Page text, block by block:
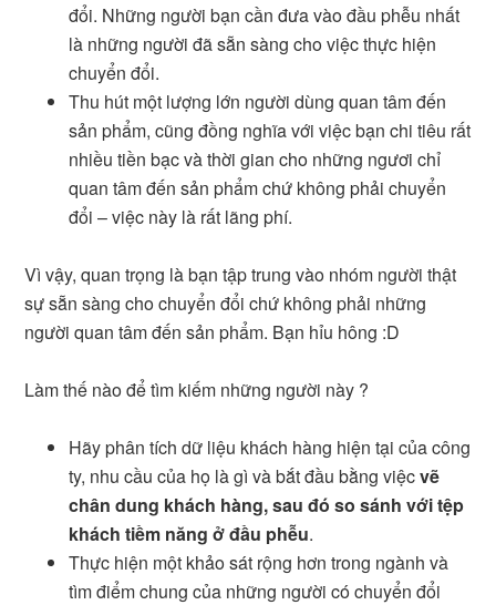
đổi. Những người bạn cần đưa vào đầu phễu nhất
là những người đã sẵn sàng cho việc thực hiện
chuyển đổi.
Thu hút một lượng lớn người dùng quan tâm đến
sản phẩm, cũng đồng nghĩa với việc bạn chi tiêu rất
nhiều tiền bạc và thời gian cho những ngươi chỉ
quan tâm đến sản phẩm chứ không phải chuyển
đổi – việc này là rất lãng phí.
Vì vậy, quan trọng là bạn tập trung vào nhóm người thật
sự sẵn sàng cho chuyển đổi chứ không phải những
người quan tâm đến sản phẩm. Bạn hỉu hông :D
Làm thế nào để tìm kiếm những người này ?
Hãy phân tích dữ liệu khách hàng hiện tại của công
ty, nhu cầu của họ là gì và bắt đầu bằng việcvẽ
chân dung khách hàng, sau đó so sánh với tệp
khách tiềm năng ở đầu phễu.
Thực hiện một khảo sát rộng hơn trong ngành và
tìm điểm chung của những người có chuyển đổi